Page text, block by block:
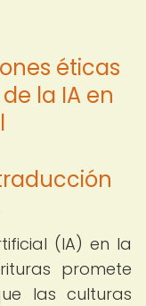
éticas
la IA en
(IA) en la
promete
las culturas